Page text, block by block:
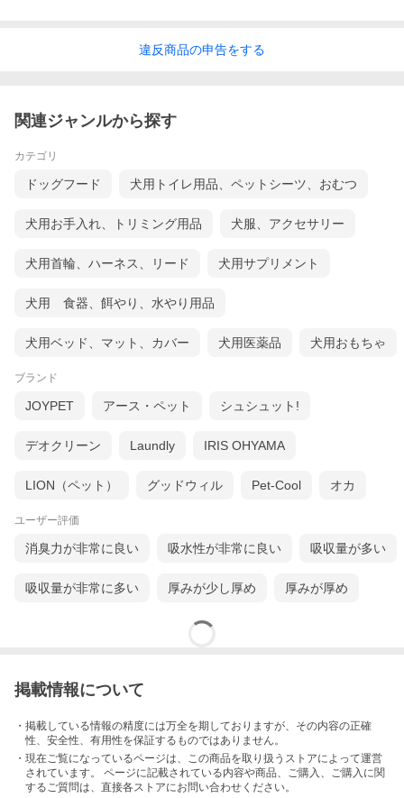
ぜひ、お試しください。
違反商品の申告をする
関連ジャンルから探す
カテゴリ
ドッグフード 犬用トイレ用品、ペットシーツ、おむつ
犬用お手入れ、トリミング用品 犬服、アクセサリー
犬用首輪、ハーネス、リード 犬用サプリメント
犬用 食器、餌やり、水やり用品
犬用ベッド、マット、カバー 犬用医薬品 犬用おもちゃ
ブランド
JOYPET アース・ペット シュシュット!
デオクリーン Laundly IRIS OHYAMA
LION（ペット） グッドウィル Pet-Cool オカ
ユーザー評価
消臭力が非常に良い 吸水性が非常に良い 吸収量が多い
吸収量が非常に多い 厚みが少し厚め 厚みが厚め
掲載情報について
・掲載している情報の精度には万全を期しておりますが、その内容の正確
性、安全性、有用性を保証するものではありません。
・現在ご覧になっているページは、この商品を取り扱うストアによって運営
されています。 ページに記載されている内容や商品、ご購入 、ご購入に関
するご質問は、直接各ストアにお問い合わせください。